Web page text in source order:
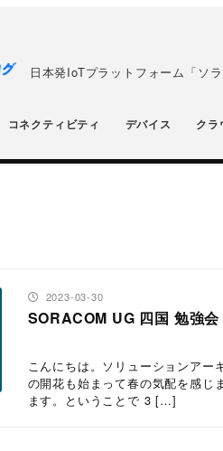
日本発IoTプラットフォーム「ソ
コネクティビティ デバイス クラ
SORACOM UG 四国 勉強
こんにちは。ソリューションア
の開花も始まって春の気配を感じ
ます。ということで 3 […]
投稿日
2023-03-30